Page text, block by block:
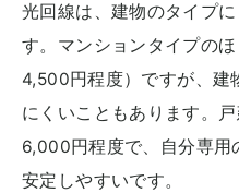
光回線は、建物のタイプ
す。マンションタイプの
4,500円程度）ですが、建
にくいこともあります。
6,000円程度で、自分専用
安定しやすいです。